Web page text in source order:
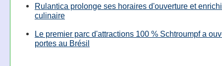
Rulantica prolonge ses horaires d'ouverture et
culinaire
Le premier parc d'attractions 100 % Schtroumpf a
portes au Brésil